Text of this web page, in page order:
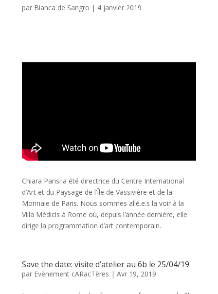
par Bianca de Sangro | 4 janvier 2019
Chiara Parisi a été directrice du Centre International
d’Art et du Paysage de l’Île de Vassivière et de la
Monnaie de Paris. Nous sommes allé.e.s la voir à la
Villa Médicis à Rome où, depuis l’année dernière, elle
dirige la programmation d’art contemporain.
Save the date: visite d’atelier au 6b le 25/04/19
par Evènement cARacTères | Avr 19, 2019